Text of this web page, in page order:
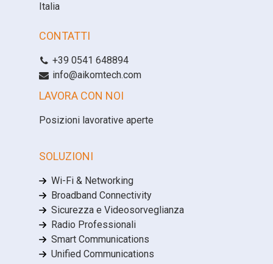
Italia
CONTATTI
+39 0541 648894
info@aikomtech.com
LAVORA CON NOI
Posizioni lavorative aperte
SOLUZIONI
Wi-Fi & Networking
Broadband Connectivity
Sicurezza e Videosorveglianza
Radio Professionali
Smart Communications
Unified Communications